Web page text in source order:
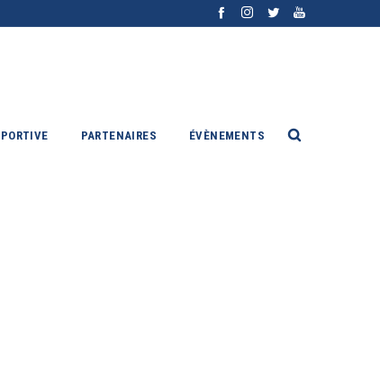
PARTENAIRES ÉVÈNEMENTS